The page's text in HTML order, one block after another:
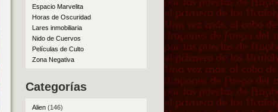
Espacio Marvelita
Horas de Oscuridad
Lares inmobiliaria
Nido de Cuervos
Películas de Culto
Zona Negativa
Categorías
Alien(146)